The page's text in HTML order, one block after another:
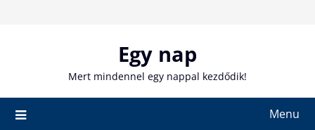
Egy nap
Mert mindennel egy nappal kezdődik!
Menu